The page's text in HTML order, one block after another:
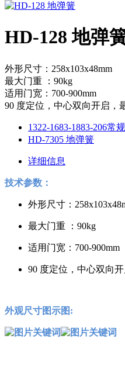
HD-128 地弹
外形尺寸：258x103x48mm
最大门重 ：90kg
适用门宽：700-900mm
90 度定位，中心双向开启，
1322-1683-1883-206常
HD-7305 地弹簧
详细信息
技术参数：
外形尺寸：
最大门重 ：90kg
适用门宽：700-900mm
90 度定位，中心双向
外观尺寸图示图: